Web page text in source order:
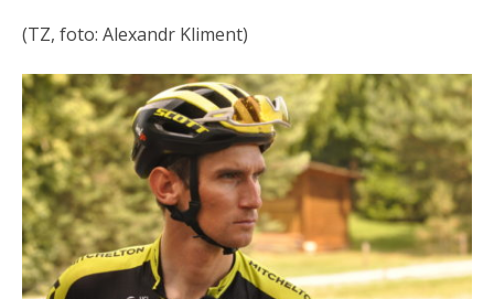
(TZ, foto: Alexandr Kliment)